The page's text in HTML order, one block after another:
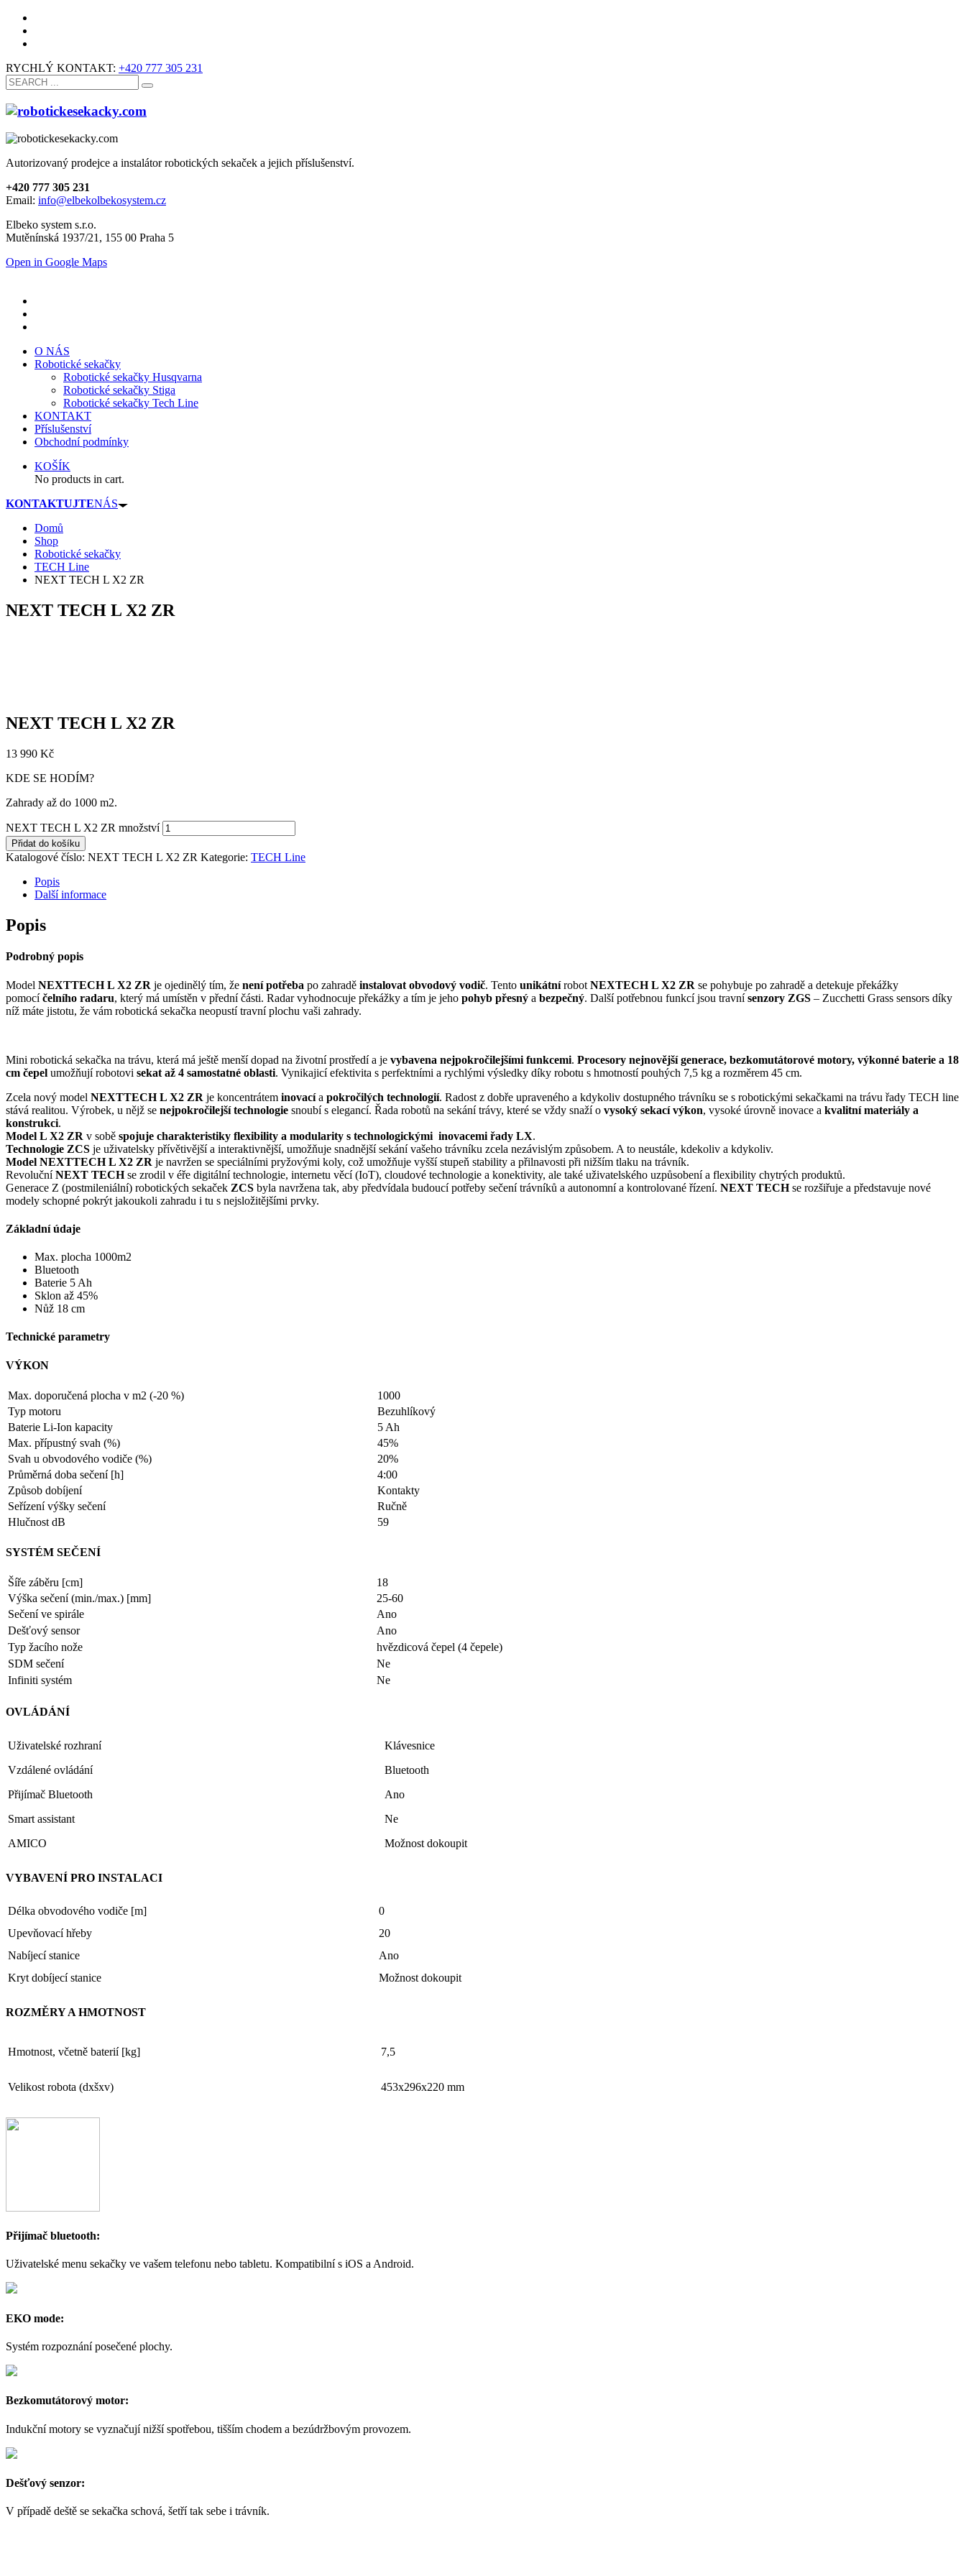
RYCHLÝ KONTAKT: +420 777 305 231
Autorizovaný prodejce a instalátor robotických sekaček a jejich příslušenství.
+420 777 305 231
Email: info@elbekolbekosystem.cz
Elbeko system s.r.o.
Mutěnínská 1937/21, 155 00 Praha 5
Open in Google Maps
O NÁS
Robotické sekačky
Robotické sekačky Husqvarna
Robotické sekačky Stiga
Robotické sekačky Tech Line
KONTAKT
Příslušenství
Obchodní podmínky
KOŠÍK
No products in cart.
KONTAKTUJTENÁS
Domů
Shop
Robotické sekačky
TECH Line
NEXT TECH L X2 ZR
NEXT TECH L X2 ZR
NEXT TECH L X2 ZR
13 990 Kč
KDE SE HODÍM?
Zahrady až do 1000 m2.
NEXT TECH L X2 ZR množství
Přidat do košíku
Katalogové číslo: NEXT TECH L X2 ZR Kategorie: TECH Line
Popis
Další informace
Popis
Podrobný popis
Model NEXTTECH L X2 ZR je ojedinělý tím, že není potřeba po zahradě instalovat obvodový vodič. Tento unikátnírobot NEXTECH L X2 ZR se pohybuje po zahradě a detekuje překážky
pomocíčelního radaru, který má umístěn v přední části. Radar vyhodnocuje překážky a tím je jeho pohyb přesný a bezpečný. Další potřebnou funkcí jsou travnísenzory ZGS – Zucchetti Grass sensors díky
níž máte jistotu, že vám robotická sekačka neopustí travní plochu vaši zahrady.
Mini robotická sekačka na trávu, která má ještě menší dopad na životní prostředí a je vybavena nejpokročilejšími funkcemi. Procesory nejnovější generace, bezkomutátorové motory, výkonné baterie a 18
cm čepel umožňují robotovi sekat až 4 samostatné oblasti. Vynikajicí efektivita s perfektními a rychlými výsledky díky robotu s hmotností pouhých 7,5 kg a rozměrem 45 cm.
Zcela nový model NEXTTECH L X2 ZR je koncentrátem inovacía pokročilých technologií. Radost z dobře upraveného a kdykoliv dostupného trávníku se s robotickými sekačkami na trávu řady TECH line
stává realitou. Výrobek, u nějž se nejpokročilejší technologie snoubí s elegancí. Řada robotů na sekání trávy, které se vždy snaží o vysoký sekací výkon, vysoké úrovně inovace a kvalitní materiály a
konstrukci.
Model L X2 ZR v sobě spojuje charakteristiky flexibility a modularity s technologickými inovacemi řady LX.
Technologie ZCS je uživatelsky přívětivější a interaktivnější, umožňuje snadnější sekání vašeho trávníku zcela nezávislým způsobem. A to neustále, kdekoliv a kdykoliv.
Model NEXTTECH L X2 ZR je navržen se speciálními pryžovými koly, což umožňuje vyšší stupeň stability a přilnavosti při nižším tlaku na trávník.
RevolučníNEXT TECHse zrodil v éře digitální technologie, internetu věcí (IoT), cloudové technologie a konektivity, ale také uživatelského uzpůsobení a flexibility chytrých produktů.
Generace Z (postmileniální) robotických sekaček ZCS byla navržena tak, aby předvídala budoucí potřeby sečení trávníků a autonomní a kontrolované řízení. NEXT TECHse rozšiřuje a představuje nové
modely schopné pokrýt jakoukoli zahradu i tu s nejsložitějšími prvky.
Základní údaje
Max. plocha 1000m2
Bluetooth
Baterie 5 Ah
Sklon až 45%
Nůž 18 cm
Technické parametry
VÝKON
Max. doporučená plocha v m2 (-20 %)
1000
Typ motoru
Bezuhlíkový
Baterie Li-Ion kapacity
5 Ah
Max. přípustný svah (%)
45%
Svah u obvodového vodiče (%)
20%
Průměrná doba sečení [h]
4:00
Způsob dobíjení
Kontakty
Seřízení výšky sečení
Ručně
Hlučnost dB
59
SYSTÉM SEČENÍ
Šíře záběru [cm]
18
Výška sečení (min./max.) [mm]
25-60
Sečení ve spirále
Ano
Dešťový sensor
Ano
Typ žacího nože
hvězdicová čepel (4 čepele)
SDM sečení
Ne
Infiniti systém
Ne
OVLÁDÁNÍ
Uživatelské rozhraní
Klávesnice
Vzdálené ovládání
Bluetooth
Přijímač Bluetooth
Ano
Smart assistant
Ne
AMICO
Možnost dokoupit
VYBAVENÍ PRO INSTALACI
Délka obvodového vodiče [m]
0
Upevňovací hřeby
20
Nabíjecí stanice
Ano
Kryt dobíjecí stanice
Možnost dokoupit
ROZMĚRY A HMOTNOST
Hmotnost, včetně baterií [kg] 7,5
Velikost robota (dxšxv) 453x296x220 mm
Přijímač bluetooth:
Uživatelské menu sekačky ve vašem telefonu nebo tabletu. Kompatibilní s iOS a Android.
EKO mode:
Systém rozpoznání posečené plochy.
Bezkomutátorový motor:
Indukční motory se vyznačují nižší spotřebou, tišším chodem a bezúdržbovým provozem.
Dešťový senzor:
V případě deště se sekačka schová, šetří tak sebe i trávník.